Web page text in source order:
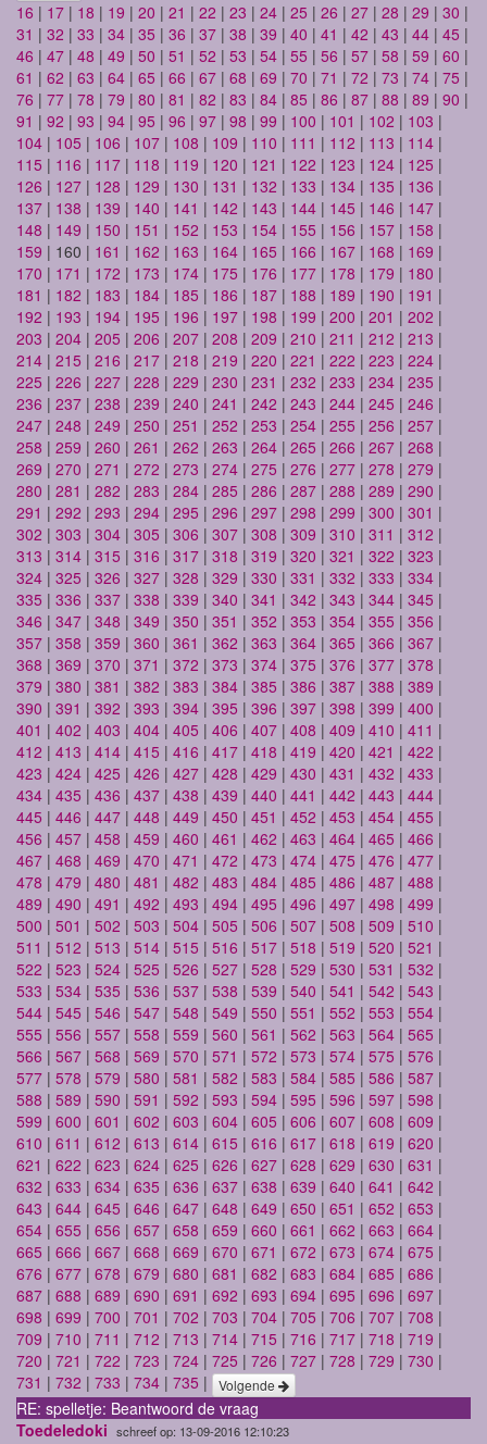
16 | 17 | 18 | 19 | 20 | 21 | 22 | 23 | 24 | 25 | 26 | 27 | 28 | 29 | 30 |
31 | 32 | 33 | 34 | 35 | 36 | 37 | 38 | 39 | 40 | 41 | 42 | 43 | 44 | 45 |
46 | 47 | 48 | 49 | 50 | 51 | 52 | 53 | 54 | 55 | 56 | 57 | 58 | 59 | 60 |
61 | 62 | 63 | 64 | 65 | 66 | 67 | 68 | 69 | 70 | 71 | 72 | 73 | 74 | 75 |
76 | 77 | 78 | 79 | 80 | 81 | 82 | 83 | 84 | 85 | 86 | 87 | 88 | 89 | 90 |
91 | 92 | 93 | 94 | 95 | 96 | 97 | 98 | 99 | 100 | 101 | 102 | 103 |
104 | 105 | 106 | 107 | 108 | 109 | 110 | 111 | 112 | 113 | 114 |
115 | 116 | 117 | 118 | 119 | 120 | 121 | 122 | 123 | 124 | 125 |
126 | 127 | 128 | 129 | 130 | 131 | 132 | 133 | 134 | 135 | 136 |
137 | 138 | 139 | 140 | 141 | 142 | 143 | 144 | 145 | 146 | 147 |
148 | 149 | 150 | 151 | 152 | 153 | 154 | 155 | 156 | 157 | 158 |
159 | 160 | 161 | 162 | 163 | 164 | 165 | 166 | 167 | 168 | 169 |
170 | 171 | 172 | 173 | 174 | 175 | 176 | 177 | 178 | 179 | 180 |
181 | 182 | 183 | 184 | 185 | 186 | 187 | 188 | 189 | 190 | 191 |
192 | 193 | 194 | 195 | 196 | 197 | 198 | 199 | 200 | 201 | 202 |
203 | 204 | 205 | 206 | 207 | 208 | 209 | 210 | 211 | 212 | 213 |
214 | 215 | 216 | 217 | 218 | 219 | 220 | 221 | 222 | 223 | 224 |
225 | 226 | 227 | 228 | 229 | 230 | 231 | 232 | 233 | 234 | 235 |
236 | 237 | 238 | 239 | 240 | 241 | 242 | 243 | 244 | 245 | 246 |
247 | 248 | 249 | 250 | 251 | 252 | 253 | 254 | 255 | 256 | 257 |
258 | 259 | 260 | 261 | 262 | 263 | 264 | 265 | 266 | 267 | 268 |
269 | 270 | 271 | 272 | 273 | 274 | 275 | 276 | 277 | 278 | 279 |
280 | 281 | 282 | 283 | 284 | 285 | 286 | 287 | 288 | 289 | 290 |
291 | 292 | 293 | 294 | 295 | 296 | 297 | 298 | 299 | 300 | 301 |
302 | 303 | 304 | 305 | 306 | 307 | 308 | 309 | 310 | 311 | 312 |
313 | 314 | 315 | 316 | 317 | 318 | 319 | 320 | 321 | 322 | 323 |
324 | 325 | 326 | 327 | 328 | 329 | 330 | 331 | 332 | 333 | 334 |
335 | 336 | 337 | 338 | 339 | 340 | 341 | 342 | 343 | 344 | 345 |
346 | 347 | 348 | 349 | 350 | 351 | 352 | 353 | 354 | 355 | 356 |
357 | 358 | 359 | 360 | 361 | 362 | 363 | 364 | 365 | 366 | 367 |
368 | 369 | 370 | 371 | 372 | 373 | 374 | 375 | 376 | 377 | 378 |
379 | 380 | 381 | 382 | 383 | 384 | 385 | 386 | 387 | 388 | 389 |
390 | 391 | 392 | 393 | 394 | 395 | 396 | 397 | 398 | 399 | 400 |
401 | 402 | 403 | 404 | 405 | 406 | 407 | 408 | 409 | 410 | 411 |
412 | 413 | 414 | 415 | 416 | 417 | 418 | 419 | 420 | 421 | 422 |
423 | 424 | 425 | 426 | 427 | 428 | 429 | 430 | 431 | 432 | 433 |
434 | 435 | 436 | 437 | 438 | 439 | 440 | 441 | 442 | 443 | 444 |
445 | 446 | 447 | 448 | 449 | 450 | 451 | 452 | 453 | 454 | 455 |
456 | 457 | 458 | 459 | 460 | 461 | 462 | 463 | 464 | 465 | 466 |
467 | 468 | 469 | 470 | 471 | 472 | 473 | 474 | 475 | 476 | 477 |
478 | 479 | 480 | 481 | 482 | 483 | 484 | 485 | 486 | 487 | 488 |
489 | 490 | 491 | 492 | 493 | 494 | 495 | 496 | 497 | 498 | 499 |
500 | 501 | 502 | 503 | 504 | 505 | 506 | 507 | 508 | 509 | 510 |
511 | 512 | 513 | 514 | 515 | 516 | 517 | 518 | 519 | 520 | 521 |
522 | 523 | 524 | 525 | 526 | 527 | 528 | 529 | 530 | 531 | 532 |
533 | 534 | 535 | 536 | 537 | 538 | 539 | 540 | 541 | 542 | 543 |
544 | 545 | 546 | 547 | 548 | 549 | 550 | 551 | 552 | 553 | 554 |
555 | 556 | 557 | 558 | 559 | 560 | 561 | 562 | 563 | 564 | 565 |
566 | 567 | 568 | 569 | 570 | 571 | 572 | 573 | 574 | 575 | 576 |
577 | 578 | 579 | 580 | 581 | 582 | 583 | 584 | 585 | 586 | 587 |
588 | 589 | 590 | 591 | 592 | 593 | 594 | 595 | 596 | 597 | 598 |
599 | 600 | 601 | 602 | 603 | 604 | 605 | 606 | 607 | 608 | 609 |
610 | 611 | 612 | 613 | 614 | 615 | 616 | 617 | 618 | 619 | 620 |
621 | 622 | 623 | 624 | 625 | 626 | 627 | 628 | 629 | 630 | 631 |
632 | 633 | 634 | 635 | 636 | 637 | 638 | 639 | 640 | 641 | 642 |
643 | 644 | 645 | 646 | 647 | 648 | 649 | 650 | 651 | 652 | 653 |
654 | 655 | 656 | 657 | 658 | 659 | 660 | 661 | 662 | 663 | 664 |
665 | 666 | 667 | 668 | 669 | 670 | 671 | 672 | 673 | 674 | 675 |
676 | 677 | 678 | 679 | 680 | 681 | 682 | 683 | 684 | 685 | 686 |
687 | 688 | 689 | 690 | 691 | 692 | 693 | 694 | 695 | 696 | 697 |
698 | 699 | 700 | 701 | 702 | 703 | 704 | 705 | 706 | 707 | 708 |
709 | 710 | 711 | 712 | 713 | 714 | 715 | 716 | 717 | 718 | 719 |
720 | 721 | 722 | 723 | 724 | 725 | 726 | 727 | 728 | 729 | 730 |
731 | 732 | 733 | 734 | 735 | Volgende
RE: spelletje: Beantwoord de vraag
Toedeledoki schreef op: 13-09-2016 12:10:23